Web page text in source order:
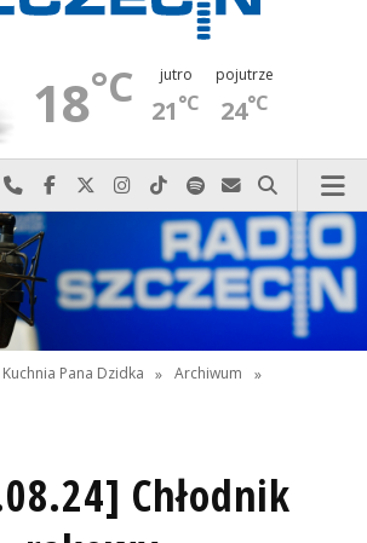
18°C jutro
21°C
pojutrze
24°C
Najlepiej po prostu do nas zadzwoń
Odwiedź nas na Facebook-u
Odwiedź nas na X
Odwiedź nas na Instagram-ie
Odwiedź nas na TikTok-u
Szukaj nas na Spotify
Wyślij do nas
Szukaj
Kuchnia Pana Dzidka » Archiwum
»
Chłodnik